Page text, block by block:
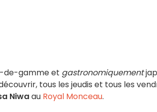
de-gamme et gastronomiquement
tous les jeudis et tous les
Niwaau Royal Monceau.